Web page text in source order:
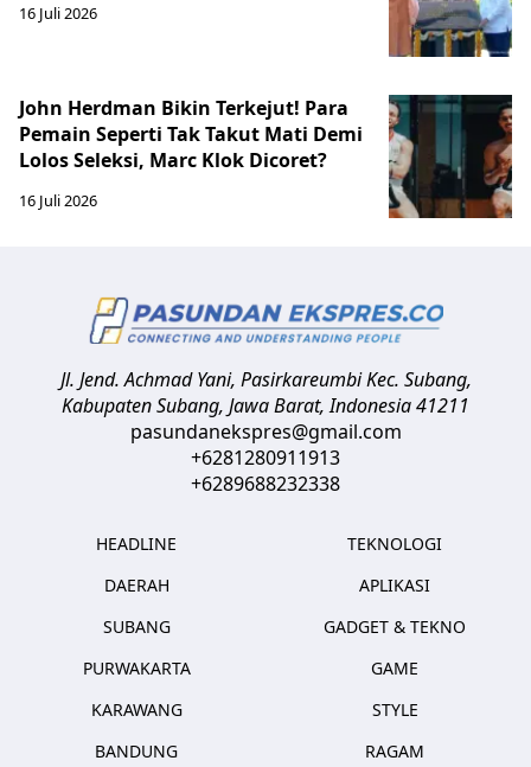
16 Juli 2026
John Herdman Bikin Terkejut! Para
Pemain Seperti Tak Takut Mati Demi
Lolos Seleksi, Marc Klok Dicoret?
16 Juli 2026
Jl. Jend. Achmad Yani, Pasirkareumbi Kec. Subang,
Kabupaten Subang, Jawa Barat,Indonesia41211
pasundanekspres@gmail.com
+6281280911913
+6289688232338
HEADLINE
DAERAH
SUBANG
PURWAKARTA
KARAWANG
BANDUNG
TEKNOLOGI
APLIKASI
GADGET & TEKNO
GAME
STYLE
RAGAM